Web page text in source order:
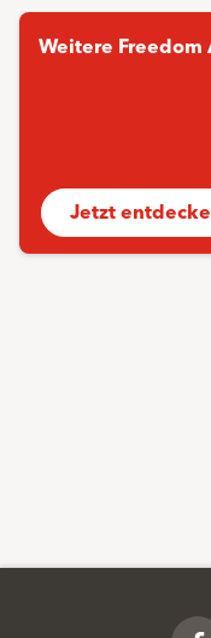
Weitere Freedom
Jetzt